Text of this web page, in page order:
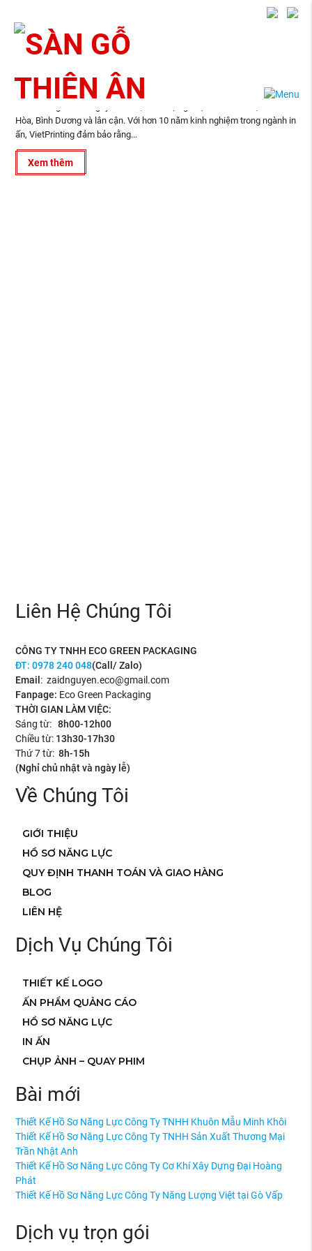
In Voucher Nhà Hàng Tại Biên Hòa
Hòa, Bình Dương và lân cận. Với hơn 10 năm kinh nghiệm trong ngành in
ấn, VietPrinting đảm bảo rằng...
Xem thêm
07
2021
Liên Hệ Chúng Tôi
CÔNG TY TNHH ECO GREEN PACKAGING
ĐT:0978 240 048(Call/ Zalo)
Email : zaidnguyen.eco@gmail.com
Fanpage: Eco Green Packaging
THỜI GIAN LÀM VIỆC:
Sáng từ:8h00-12h00
Chiều từ: 13h30-17h30
Thứ 7 từ:8h-15h
(Nghỉ chủ nhật và ngày lễ)
Về Chúng Tôi
GIỚI THIỆU
HỒ SƠ NĂNG LỰC
QUY ĐỊNH THANH TOÁN VÀ GIAO HÀNG
BLOG
LIÊN HỆ
Dịch Vụ Chúng Tôi
THIẾT KẾ LOGO
ẤN PHẨM QUẢNG CÁO
HỒ SƠ NĂNG LỰC
IN ẤN
CHỤP ẢNH – QUAY PHIM
Bài mới
Thiết Kế Hồ Sơ Năng Lực Công Ty TNHH Khuôn Mẫu Minh Khôi
Thiết Kế Hồ Sơ Năng Lực Công Ty TNHH Sản Xuất Thương Mại
Trần Nhật Anh
Thiết Kế Hồ Sơ Năng Lực Công Ty Cơ Khí Xây Dựng Đại Hoàng
Phát
Thiết Kế Hồ Sơ Năng Lực Công Ty Năng Lượng Việt tại Gò Vấp
Dịch vụ trọn gói